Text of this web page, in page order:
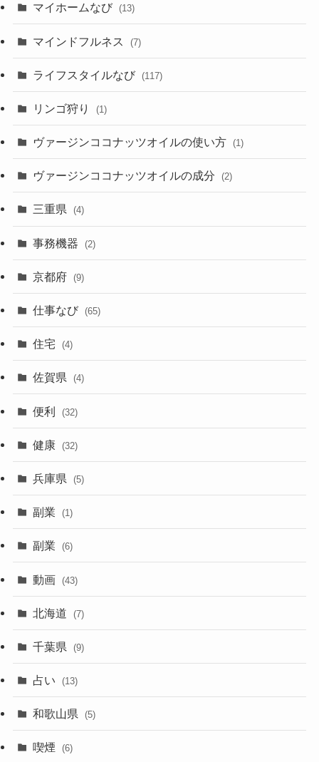
マイホームなび (13)
マインドフルネス (7)
ライフスタイルなび (117)
リンゴ狩り (1)
ヴァージンココナッツオイルの使い方 (1)
ヴァージンココナッツオイルの成分 (2)
三重県 (4)
事務機器 (2)
京都府 (9)
仕事なび (65)
住宅 (4)
佐賀県 (4)
便利 (32)
健康 (32)
兵庫県 (5)
副業 (1)
副業 (6)
動画 (43)
北海道 (7)
千葉県 (9)
占い (13)
和歌山県 (5)
喫煙 (6)